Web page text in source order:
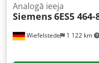
Wiefelstede 1 122 km
Analogā ieeja
Siemens6ES5 464-